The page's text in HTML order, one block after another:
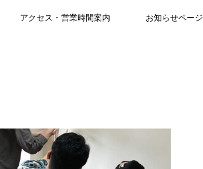
アクセス・営業時間案内 お知らせページ